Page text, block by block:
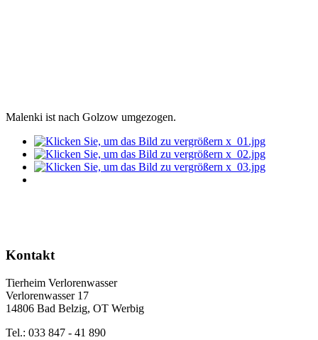
Malenki ist nach Golzow umgezogen.
Kontakt
Tierheim Verlorenwasser
Verlorenwasser 17
14806 Bad Belzig, OT Werbig
Tel.: 033 847 - 41 890